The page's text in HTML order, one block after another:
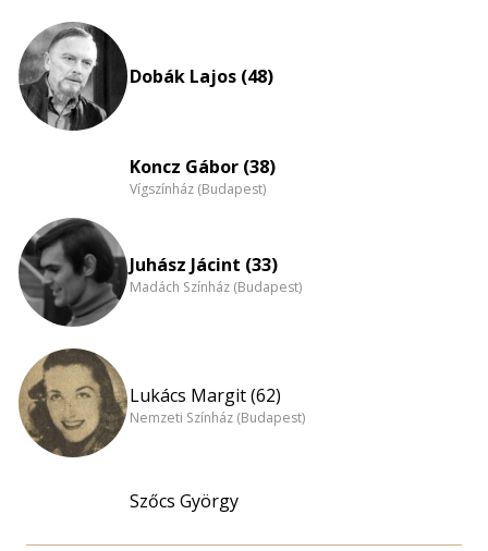
Dobák Lajos (48)
Koncz Gábor (38)
Vígszínház (Budapest)
Juhász Jácint (33)
Madách Színház (Budapest)
Lukács Margit (62)
Nemzeti Színház (Budapest)
Szőcs György